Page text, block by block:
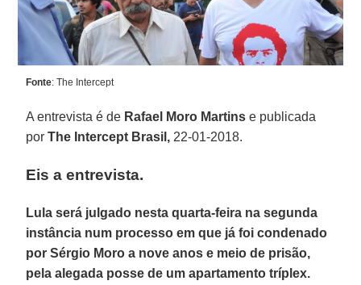
Fonte: The Intercept
A entrevista é de Rafael Moro Martins e publicada
porThe Intercept Brasil, 22-01-2018.
Eis a entrevista.
Lula será julgado nesta quarta-feira na segunda
instância num processo em que já foi condenado
por Sérgio Moro a nove anos e meio de prisão,
pela alegada posse de um apartamento tríplex.